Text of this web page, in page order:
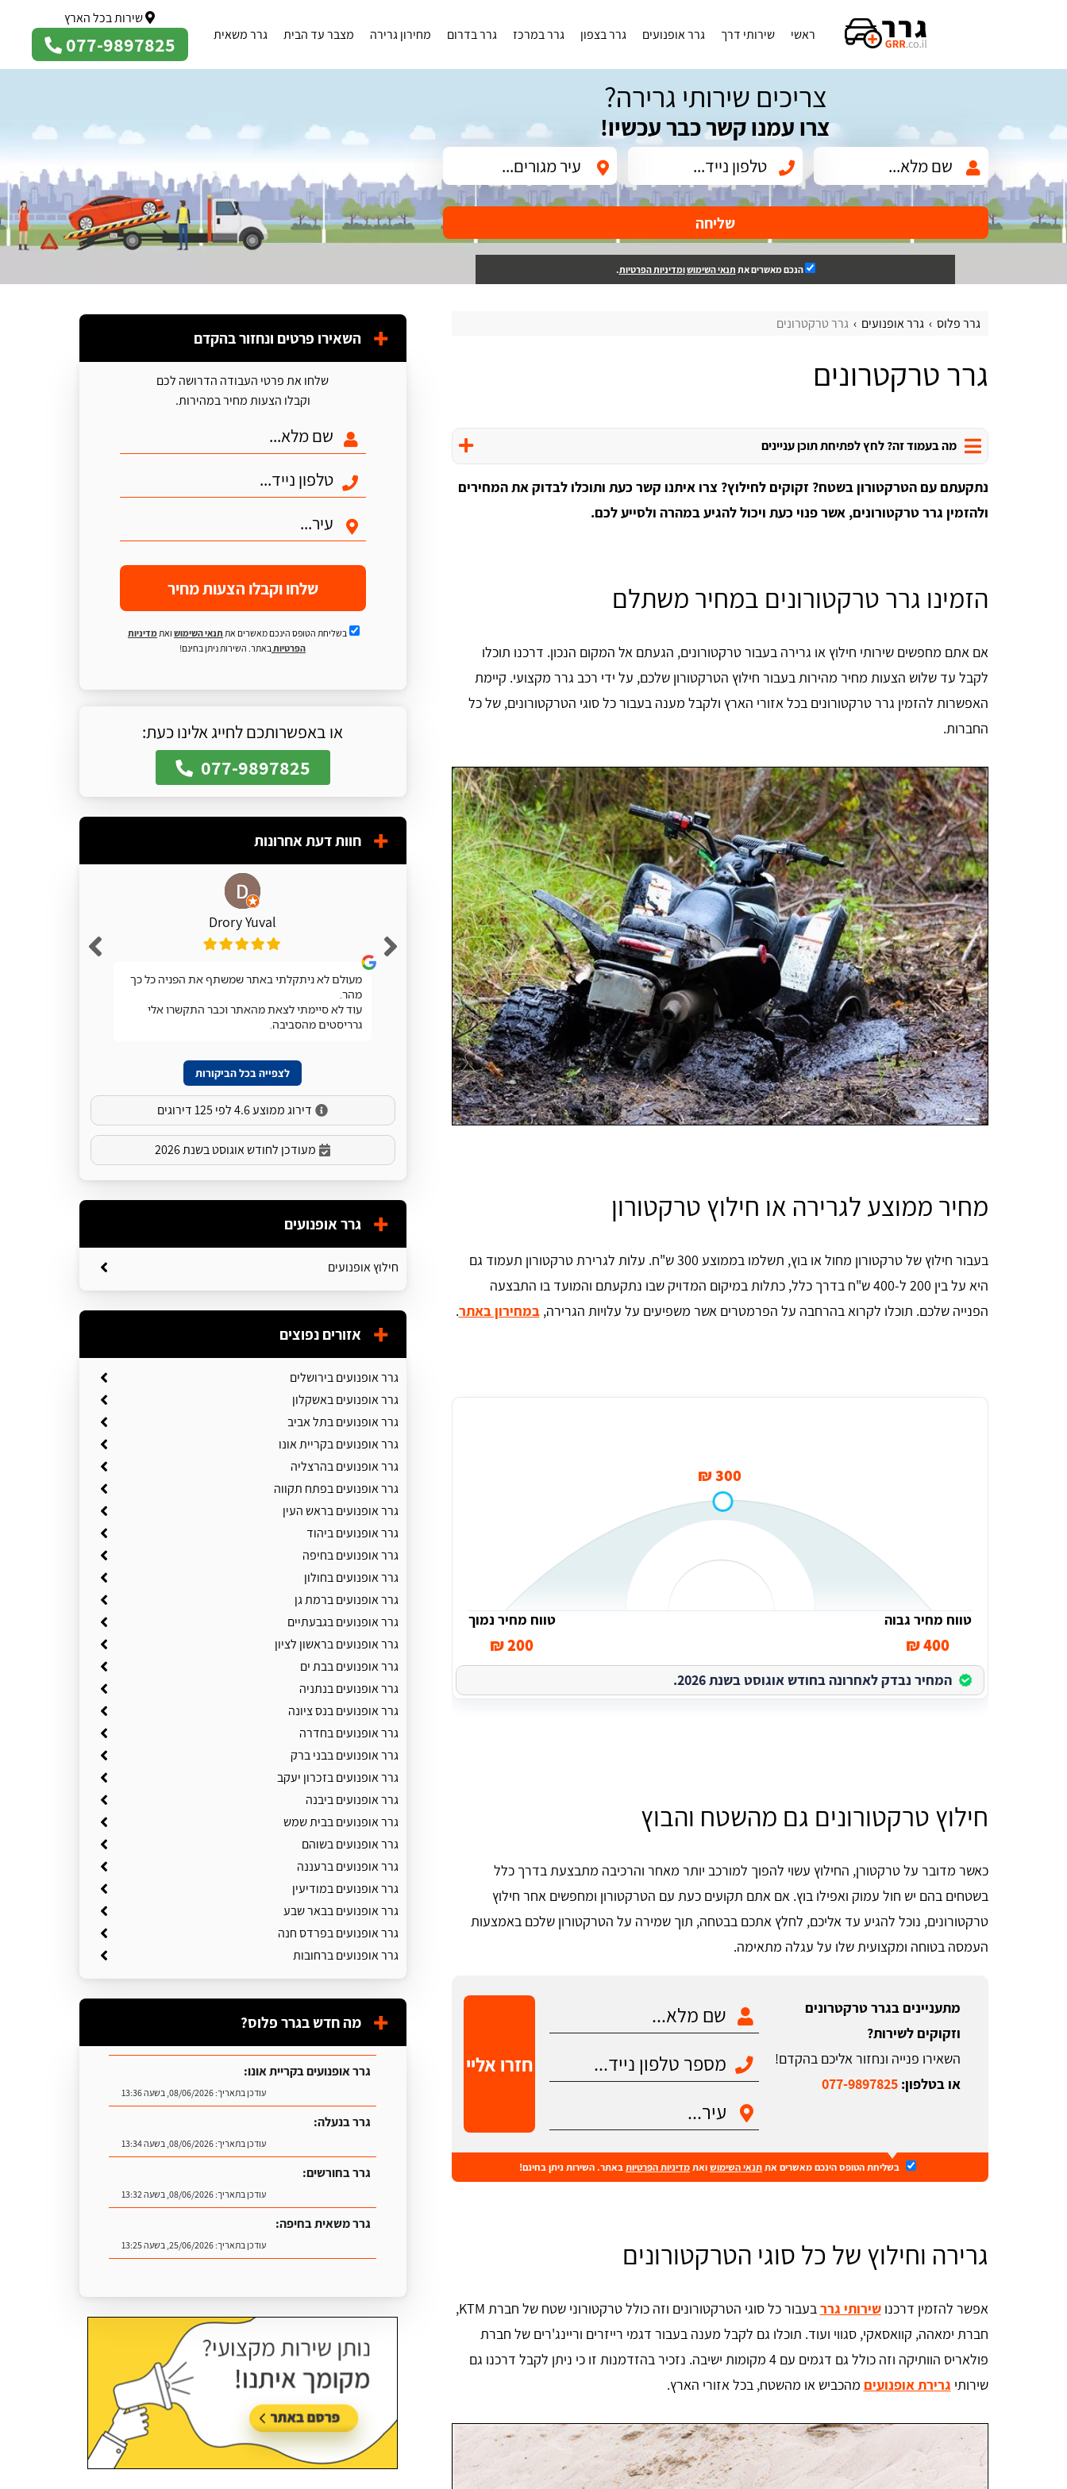
ראשי שירותי דרך גרר אופנועים גרר בצפון גרר במרכז גרר בדרום מחירון גרירה מצבר עד הבית גרר משאית
שירות בכל הארץ
077-9897825
צריכים שירותי גרירה?
צרו עמנו קשר כבר עכשיו!
שליחה
הנכם מאשרים את תנאי השימושומדיניות הפרטיות.
גרר פלוס גרר אופנועים גרר טרקטרונים
גרר טרקטרונים
מה בעמוד זה? לחץ לפתיחת תוכן עניינים
נתקעתם עם הטרקטורון בשטח? זקוקים לחילוץ? צרו איתנו קשר כעת ותוכלו לבדוק את המחירים
ולהזמין גרר טרקטורונים, אשר פנוי כעת ויכול להגיע במהרה ולסייע לכם.
הזמינו גרר טרקטורונים במחיר משתלם
אם אתם מחפשים שירותי חילוץ או גרירה בעבור טרקטורונים, הגעתם אל המקום הנכון. דרכנו תוכלו
לקבל עד שלוש הצעות מחיר מהירות בעבור חילוץ הטרקטורון שלכם, על ידי רכב גרר מקצועי. קיימת
האפשרות להזמין גרר טרקטורונים בכל אזורי הארץ ולקבל מענה בעבור כל סוגי הטרקטורונים, של כל
החברות.
מחיר ממוצע לגרירה או חילוץ טרקטורון
בעבור חילוץ של טרקטורון מחול או בוץ, תשלמו בממוצע 300 ש"ח. עלות לגרירת טרקטורון תעמוד גם
היא על בין 200 ל-400 ש"ח בדרך כלל, כתלות במיקום המדויק שבו נתקעתם והמועד בו התבצעה
הפנייה שלכם. תוכלו לקרוא בהרחבה על הפרמטרים אשר משפיעים על עלויות הגרירה,במחירון באתר.
300 ₪
טווח מחיר גבוה
400 ₪
טווח מחיר נמוך
200 ₪
המחיר נבדק לאחרונה בחודש אוגוסט בשנת 2026.
חילוץ טרקטורונים גם מהשטח והבוץ
כאשר מדובר על טרקטורן, החילוץ עשוי להפוך למורכב יותר מאחר והרכיבה מתבצעת בדרך כלל
בשטחים בהם יש חול עמוק ואפילו בוץ. אם אתם תקועים כעת עם הטרקטורון ומחפשים אחר חילוץ
טרקטורונים, נוכל להגיע עד אליכם, לחלץ אתכם בבטחה, תוך שמירה על הטרקטורון שלכם באמצעות
העמסה בטוחה ומקצועית שלו על עגלה מתאימה.
מתעניינים בגרר טרקטרונים
וזקוקים לשירות?
השאירו פנייה ונחזור אליכם בהקדם!
או בטלפון:077-9897825
חזרו אליי
בשליחת הטופס הינכם מאשרים אתתנאי השימושואתמדיניות הפרטיותבאתר. השירות ניתן בחינם!
גרירה וחילוץ של כל סוגי הטרקטורונים
אפשר להזמין דרכנושירותי גרר
בעבור כל סוגי הטרקטורונים וזה כולל טרקטורוני שטח של חברת KTM,
חברת ימאהה, קוואסאקי, סגווי ועוד. תוכלו גם לקבל מענה בעבור דגמי רייזרים וריינג'רים של חברת
פולאריס הוותיקה וזה כולל גם דגמים עם 4 מקומות ישיבה. נזכיר בהזדמנות זו כי ניתן לקבל דרכנו גם
שירותי גרירת אופנועים מהכביש או מהשטח, בכל אזורי הארץ.
השאירו פרטים ונחזור בהקדם
שלחו את פרטי העבודה הדרושה לכם
וקבלו הצעות מחיר במהירות.
שלחו וקבלו הצעות מחיר
בשליחת הטופס הינכם מאשרים את תנאי השימושואתמדיניות
הפרטיותבאתר. השירות ניתן בחינם!
או באפשרותכם לחייג אלינו כעת:
077-9897825
חוות דעת אחרונות
Drory Yuval
מעולם לא ניתקלתי באתר שמשתף את הפניה כל כך
מהר.
עוד לא סיימתי לצאת מהאתר וכבר התקשרו אלי
גרריסטים מהסביבה.
Shuky Persky
שרות מעולה. מהיר
אהרון הורוביץ
אחלה שירות תודה על העזרה
לצפייה בכל הביקורות
דירוג ממוצע 4.6 לפי 125 דירוגים
מעודכן לחודש אוגוסט בשנת 2026
גרר אופנועים
חילוץ אופנועים
אזורים נפוצים
גרר אופנועים בירושלים
גרר אופנועים באשקלון
גרר אופנועים בתל אביב
גרר אופנועים בקריית אונו
גרר אופנועים בהרצליה
גרר אופנועים בפתח תקווה
גרר אופנועים בראש העין
גרר אופנועים ביהוד
גרר אופנועים בחיפה
גרר אופנועים בחולון
גרר אופנועים ברמת גן
גרר אופנועים בגבעתיים
גרר אופנועים בראשון לציון
גרר אופנועים בבת ים
גרר אופנועים בנתניה
גרר אופנועים בנס ציונה
גרר אופנועים בחדרה
גרר אופנועים בבני ברק
גרר אופנועים בזכרון יעקב
גרר אופנועים ביבנה
גרר אופנועים בבית שמש
גרר אופנועים בשוהם
גרר אופנועים ברעננה
גרר אופנועים במודיעין
גרר אופנועים בבאר שבע
גרר אופנועים בפרדס חנה
גרר אופנועים ברחובות
מה חדש בגרר פלוס?
גרר אופנועים בקריית אונו:
עודכן בתאריך:08/06/2026, בשעה 13:36
גרר בנעלה:
עודכן בתאריך:08/06/2026, בשעה 13:34
גרר בחורשים:
עודכן בתאריך:08/06/2026, בשעה 13:32
גרר משאית בחיפה:
עודכן בתאריך:25/06/2026, בשעה 13:25
עודכן בתאריך:25/06/2026, בשעה 13:19